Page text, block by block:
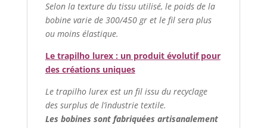
Selon la texture du tissu utilisé, le poids de la
bobine varie de 300/450 gr et le fil sera plus
ou moins élastique.
Le trapilho lurex : un produit évolutif pour
des créations uniques
Le trapilho lurex est un fil issu du recyclage
des surplus de l’industrie textile.
Les bobines sont fabriquées artisanalement